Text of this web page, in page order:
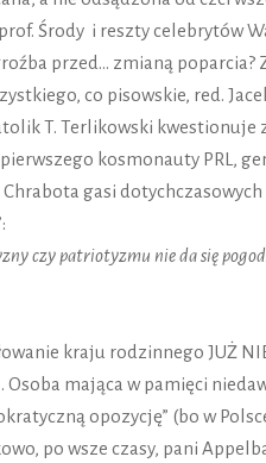
Środy i reszty celebrytów
przed… zmianą poparcia?
co pisowskie, red.
T. Terlikowski kwestionuje
kosmonauty PRL,
Chrabota gasi
czy patriotyzmu nie da się
kraju rodzinnego JUŻ
mająca w pamięci
opozycję” (bo w
po wsze czasy, pani